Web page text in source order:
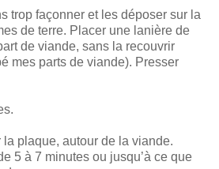
trop façonner et les déposer sur la
de terre. Placer une lanière de
de viande, sans la recouvrir
mes parts de viande). Presser
plaque, autour de la viande.
5 à 7 minutes ou jusqu’à ce que